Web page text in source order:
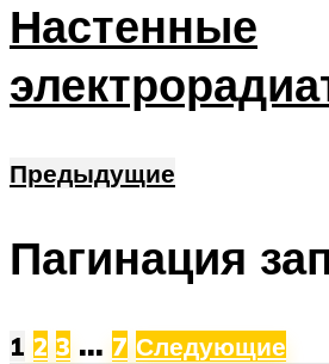
Настенные
Предыдущие
Пагинация
1 2 3 … 7 Следующие